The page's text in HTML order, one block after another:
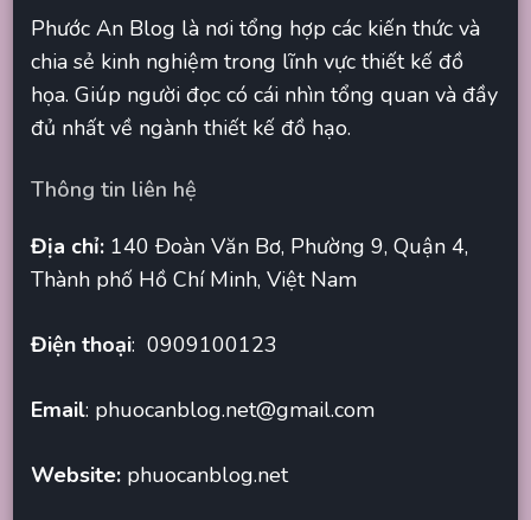
Phước An Blog là nơi tổng hợp các kiến thức và
chia sẻ kinh nghiệm trong lĩnh vực thiết kế đồ
họa. Giúp người đọc có cái nhìn tổng quan và đầy
đủ nhất về ngành thiết kế đồ hạo.
Thông tin liên hệ
Địa chỉ: 140 Đoàn Văn Bơ, Phường 9, Quận 4,
Thành phố Hồ Chí Minh, Việt Nam
Điện thoại: 0909100123
Email: phuocanblog.net@gmail.com
Website: phuocanblog.net